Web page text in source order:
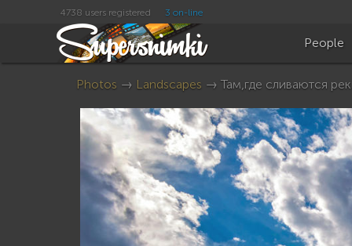
4738 users registered 3 on-line
People
Photos → Landscapes → Там,где сливаются